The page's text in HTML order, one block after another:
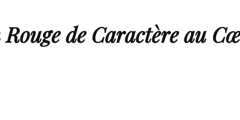
de Caractère au